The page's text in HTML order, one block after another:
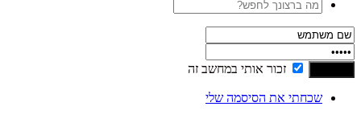
זכור אותי במחשב זה
שכחתי את הסיסמה שלי